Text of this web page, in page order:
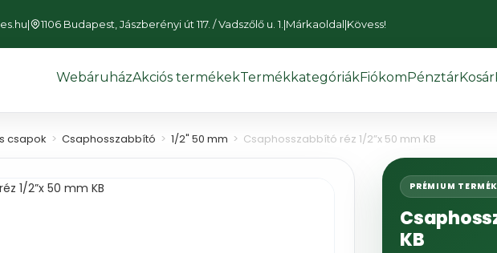
| 1106 Budapest, Jászberényi út 117. / Vadszőlő u. 1. |Márkaoldal|Kövess!
WebáruházAkciós termékekTermékkategóriákFiókomPénztárKosár
csapok > Csaphosszabbító > 1/2" 50 mm > Csaphosszabbító réz 1/2”x 50 mm KB
PRÉMIUM TERMÉK
KB